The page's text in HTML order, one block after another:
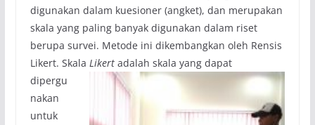
digunakan dalam kuesioner (angket), dan merupakan
skala yang paling banyak digunakan dalam riset
berupa survei. Metode ini dikembangkan oleh Rensis
Likert. Skala Likertadalah skala yang dapat
dipergu
nakan
untuk